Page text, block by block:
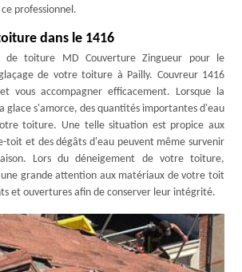
professionnel.
dans le 1416
de toiture MD Couverture Zingueur pour le
de votre toiture à Pailly. Couvreur 1416
vous accompagner efficacement. Lorsque la
glace s'amorce, des quantités importantes d'eau
toiture. Une telle situation est propice aux
toit et des dégâts d'eau peuvent même survenir
Lors du déneigement de votre toiture,
grande attention aux matériaux de votre toit
et ouvertures afin de conserver leur intégrité.